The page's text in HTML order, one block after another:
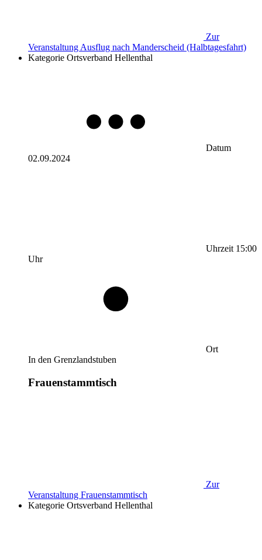
Zur
Veranstaltung Ausflug nach Manderscheid (Halbtagesfahrt)
Kategorie Ortsverband Hellenthal
Datum
02.09.2024
Uhrzeit 15:00
Uhr
Ort
In den Grenzlandstuben
Frauenstammtisch
Zur
Veranstaltung Frauenstammtisch
Kategorie Ortsverband Hellenthal